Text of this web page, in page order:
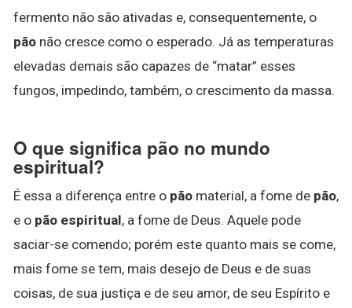
fermento não são ativadas e, consequentemente, o
pão não cresce como o esperado. Já as temperaturas
elevadas demais são capazes de “matar” esses
fungos, impedindo, também, o crescimento da massa.
O que significa pão no mundo
espiritual?
É essa a diferença entre o pão material, a fome de pão,
e o pão espiritual, a fome de Deus. Aquele pode
saciar-se comendo; porém este quanto mais se come,
mais fome se tem, mais desejo de Deus e de suas
coisas, de sua justiça e de seu amor, de seu Espírito e